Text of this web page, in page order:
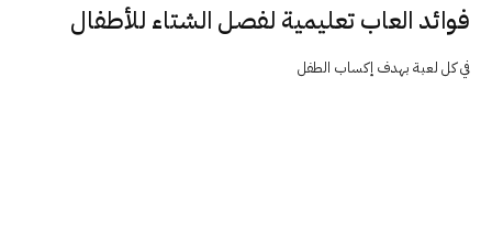
فوائد العاب تعليمية لفصل الشتاء للأطفال
في كل لعبة بهدف إكساب الطفل